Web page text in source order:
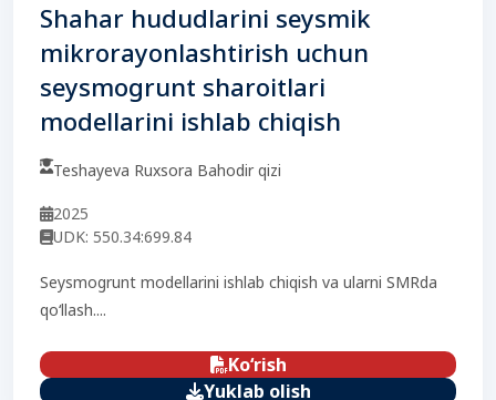
Shahar hududlarini seysmik
mikrorayonlashtirish uchun
seysmogrunt sharoitlari
modellarini ishlab chiqish
Teshayeva Ruxsora Bahodir qizi
2025
UDK: 550.34:699.84
Seysmogrunt modellarini ishlab chiqish va ularni SMRda
qo‘llash....
Ko‘rish
Yuklab olish